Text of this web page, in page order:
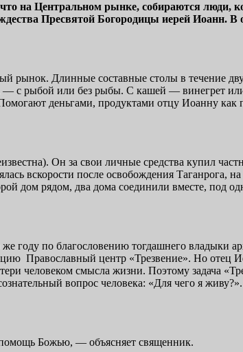
на Центральном рынке, собираются люди,
Пресвятой Богородицы иерей Иоанн. В
рынок. Длинные составные столы в течение
— с рыбой или без рыбы. С кашей — винегрет
деньгами, продуктами отцу Иоанну как
Он за свои личные средства купил
вскорости после освобождения Таганрога,
дом рядом, два дома соединили вместе, под
году по благословению тогдашнего владыки
Православный центр «Трезвение». Но отец
человеком смысла жизни. Поэтому задача
вопрос человека: «Для чего я
помощь Божью, — объясняет священник.